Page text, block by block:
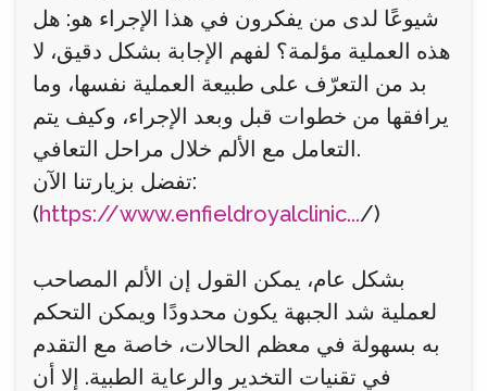
شيوعًا لدى من يفكرون في هذا الإجراء هو: هل
هذه العملية مؤلمة؟ لفهم الإجابة بشكل دقيق، لا
بد من التعرّف على طبيعة العملية نفسها، وما
يرافقها من خطوات قبل وبعد الإجراء، وكيف يتم
التعامل مع الألم خلال مراحل التعافي.
تفضل بزيارتنا الآن:
(https://www.enfieldroyalclinic.../)
بشكل عام، يمكن القول إن الألم المصاحب
لعملية شد الجبهة يكون محدودًا ويمكن التحكم
به بسهولة في معظم الحالات، خاصة مع التقدم
في تقنيات التخدير والرعاية الطبية. إلا أن